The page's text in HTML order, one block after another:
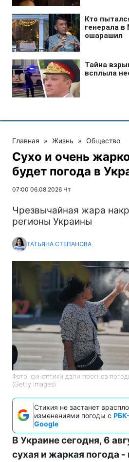
Главная » Жизнь » Общество
Сухо и очень
будет погода в
07:00 06.08.2026 Чт
Чрезвычайная жара
регионы Украины
ТАТЬЯНА СТЕПАНОВА
Фото: синоптики дали прогноз
(Getty Images)
Стихия не застанет
изменениями погоды с
Google
В Украине сегодня, 6
сухая и жаркая погода -